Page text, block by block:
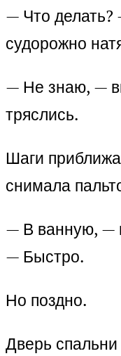
— Что делать?
судорожно
— Не знаю, —
тряслись.
Шаги
снимала
— В ванную, —
— Быстро.
Но поздно.
Дверь